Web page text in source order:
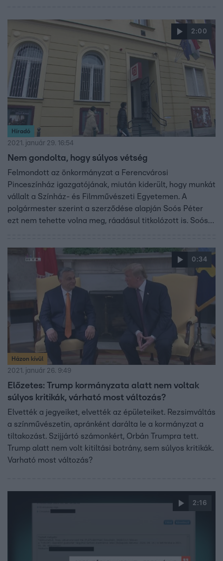
megválik a színpadnak is helyet adó épülettől.
2:00
Híradó
2021. január 29. 16:54
Nem gondolta, hogy súlyos vétség
Felmondott az önkormányzat a Ferencvárosi
Pinceszínház igazgatójának, miután kiderült, hogy munkát
vállalt a Színház- és Filmművészeti Egyetemen. A
polgármester szerint a szerződése alapján Soós Péter
ezt nem tehette volna meg, ráadásul titkolózott is. Soós
bontani.
0:34
Házon kívül
2021. január 26. 9:49
Előzetes: Trump kormányzata alatt nem voltak
súlyos kritikák, várható most változás?
Elvették a jegyeiket, elvették az épületeiket. Rezsimváltás
a színművészetin, apránként darálta le a kormányzat a
tiltakozást. Szijjártó számonkért, Orbán Trumpra tett.
Trump alatt nem volt kitiltási botrány, sem súlyos kritikák.
Varható most változás?
2:16